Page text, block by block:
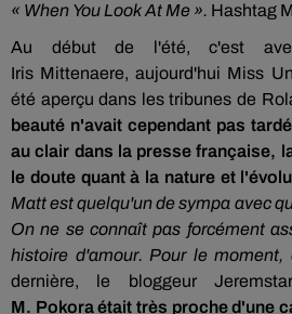
« When You LookAt Me ». Hashtag
Au début de l'été, c'est
Iris Mittenaere, aujourd'hui Miss
été aperçu dans les tribunes de
beauté n'avait cependant pas
au clair dans la presse française,
le doute quant à la nature et
Matt est quelqu'un de sympa avec
On ne se connaît pas forcément
histoire d'amour. Pour le moment,
dernière, le bloggeur Jeremstar
M. Pokoraétait très proche d'une